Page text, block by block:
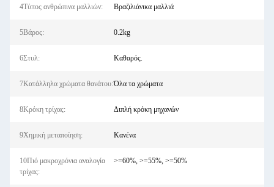
4Τύπος ανθρώπινα μαλλιών: Βραζιλιάνικα μαλλιά
5Βάρος: 0.2kg
6Στυλ: Καθαρός.
7Κατάλληλα χρώματα θανάτου:Όλα τα χρώματα
8Κρόκη τρίχας: Διπλή κρόκη μηχανών
9Χημική μεταποίηση: Κανένα
10Πιό μακροχρόνια αναλογία
τρίχας:
>=60%, >=55%, >=50%